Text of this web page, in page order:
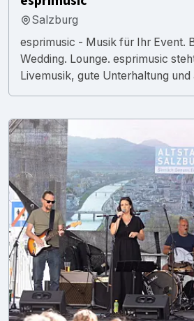
Salzburg
esprimusic - Musik für Ihr Event.
Wedding. Lounge. esprimusic
Livemusik, gute Unterhaltung und